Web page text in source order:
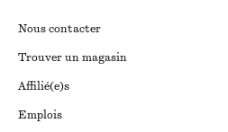
Nous contacter
Trouver un magasin
Affilié(e)s
Emplois